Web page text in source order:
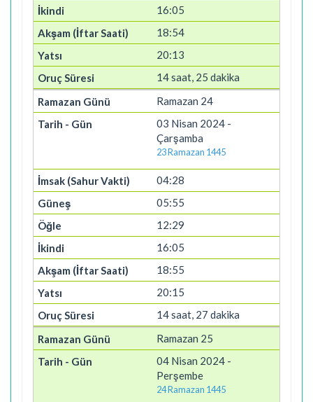
16:05
18:54
20:13
14 saat, 25 dakika
Ramazan 24
03 Nisan 2024 -
Çarşamba
23 Ramazan 1445
04:28
05:55
12:29
16:05
18:55
20:15
14 saat, 27 dakika
Ramazan 25
04 Nisan 2024 -
Perşembe
24 Ramazan 1445